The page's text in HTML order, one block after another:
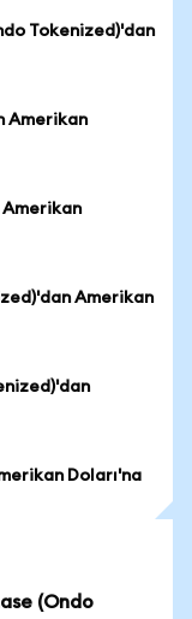
Tokenized)'dan
Amerikan
Amerikan
Amerikan
Doları'na
(Ondo